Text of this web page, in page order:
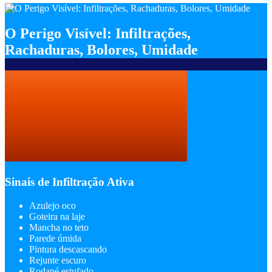
O Perigo Visível: Infiltrações,
Rachaduras, Bolores, Umidade
Sinais de Infiltração Ativa
Azulejo oco
Goteira na laje
Mancha no teto
Parede úmida
Pintura descascando
Rejunte escuro